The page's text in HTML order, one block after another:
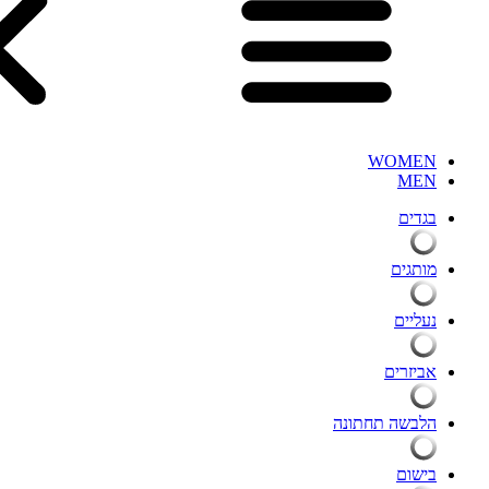
WOMEN
MEN
בגדים
מותגים
נעליים
אביזרים
הלבשה תחתונה
בישום